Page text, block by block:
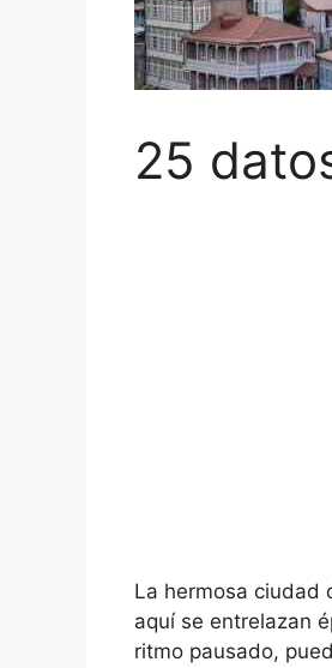
25
La hermosa ciudad
aquí se entrelazan
ritmo pausado,